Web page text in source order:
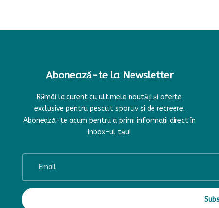
Abonează-te la Newsletter
Rămâi la curent cu ultimele noutăți și oferte
exclusive pentru pescuit sportiv și de recreere.
Abonează-te acum pentru a primi informații direct în
inbox-ul tău!